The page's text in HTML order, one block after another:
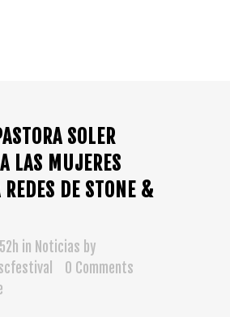
SOLER
LAS MUJERES
REDES DE STONE &
in Noticias by
0 Comments